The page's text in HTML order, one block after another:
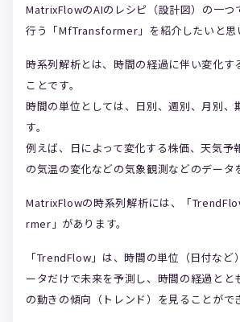
MatrixFlowのAIのレシピ（設計図）の一つ
行う「MfTransformer」を紹介したいと思
時系列解析とは、時間の経過に伴い変化す
ことです。
時間の単位としては、日別、週別、月別、
す。
例えば、日によって変化する株価、天気予
の気温の変化などの気象観測などのデータ
MatrixFlowの時系列解析には、「
rmer」があります。
「TrendFlow」は、時間の単位（日付など
ータだけで未来を予測し、時間の経過とと
の動きの傾向（トレンド）を見ることがで